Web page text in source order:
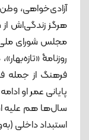
آزادی‌خواهی،
هرگز زندگی‌اش
مجلس شورای ملی،
روزنامۀ
فرهنگ از جمله
پایانی عمر او
سال‌ها هم علیه
استبداد داخلی